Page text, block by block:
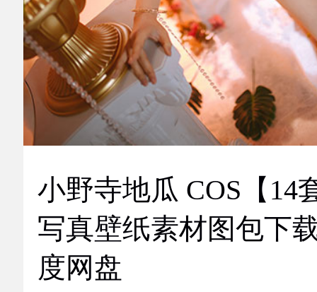
小野寺地瓜 COS【14
写真壁纸素材图包下
度网盘